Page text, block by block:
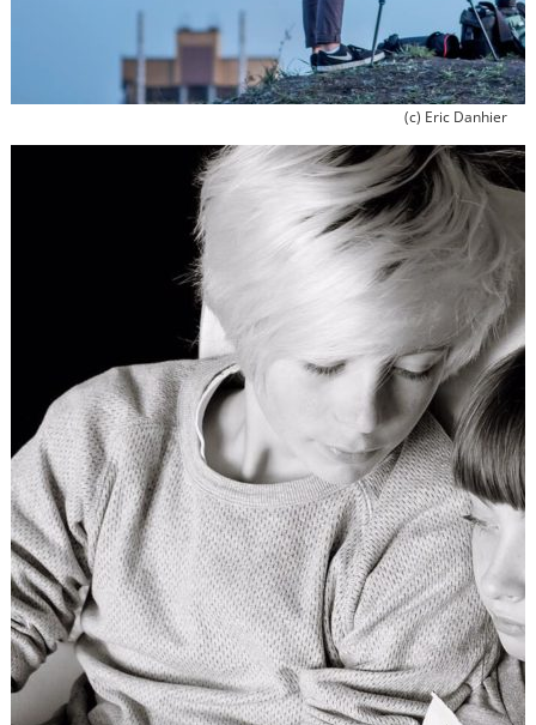
(c) Eric Danhier